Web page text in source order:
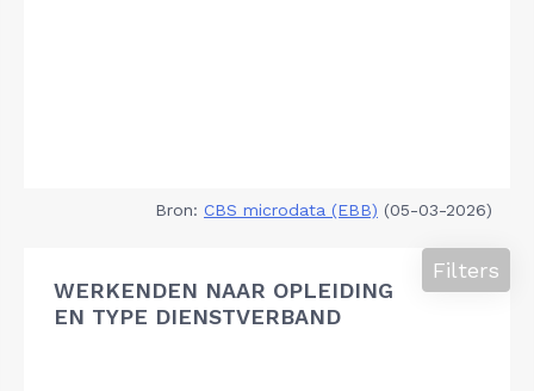
Bron: CBS microdata (EBB) (05-03-2026)
WERKENDEN NAAR OPLEIDING
EN TYPE DIENSTVERBAND
Filters